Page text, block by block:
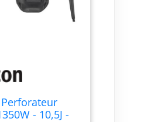
Perforateur
- 10,5J -